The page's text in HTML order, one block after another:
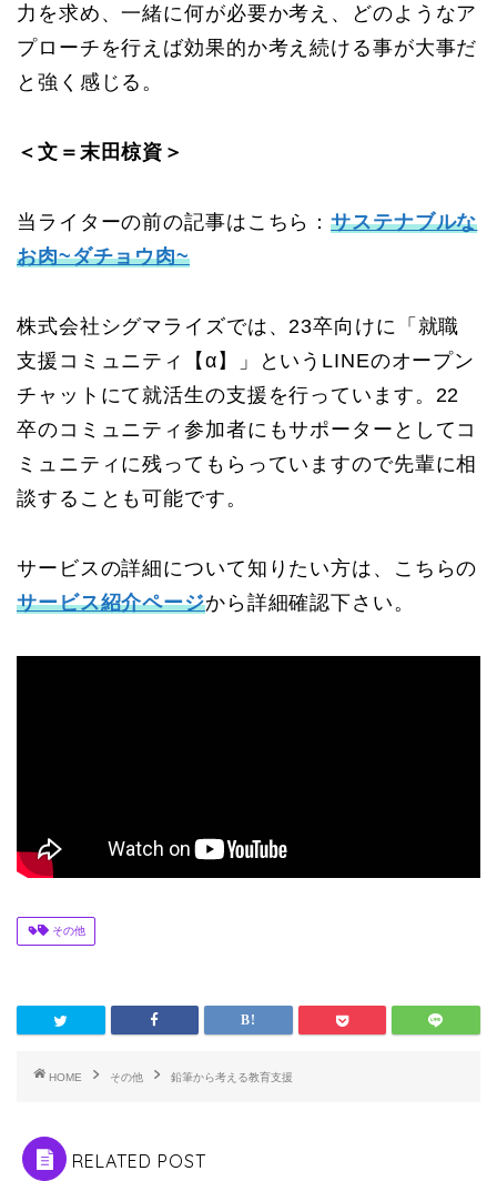
力を求め、一緒に何が必要か考え、どのようなア
プローチを行えば効果的か考え続ける事が大事だ
と強く感じる。
＜文＝末田椋資＞
当ライターの前の記事はこちら：サステナブルな
お肉~ダチョウ肉~
株式会社シグマライズでは、23卒向けに「就職
支援コミュニティ【α】」というLINEのオープン
チャットにて就活生の支援を行っています。22
卒のコミュニティ参加者にもサポーターとしてコ
ミュニティに残ってもらっていますので先輩に相
談することも可能です。
サービスの詳細について知りたい方は、こちらの
サービス紹介ページから詳細確認下さい。
その他
HOME その他 鉛筆から考える教育支援
RELATED POST